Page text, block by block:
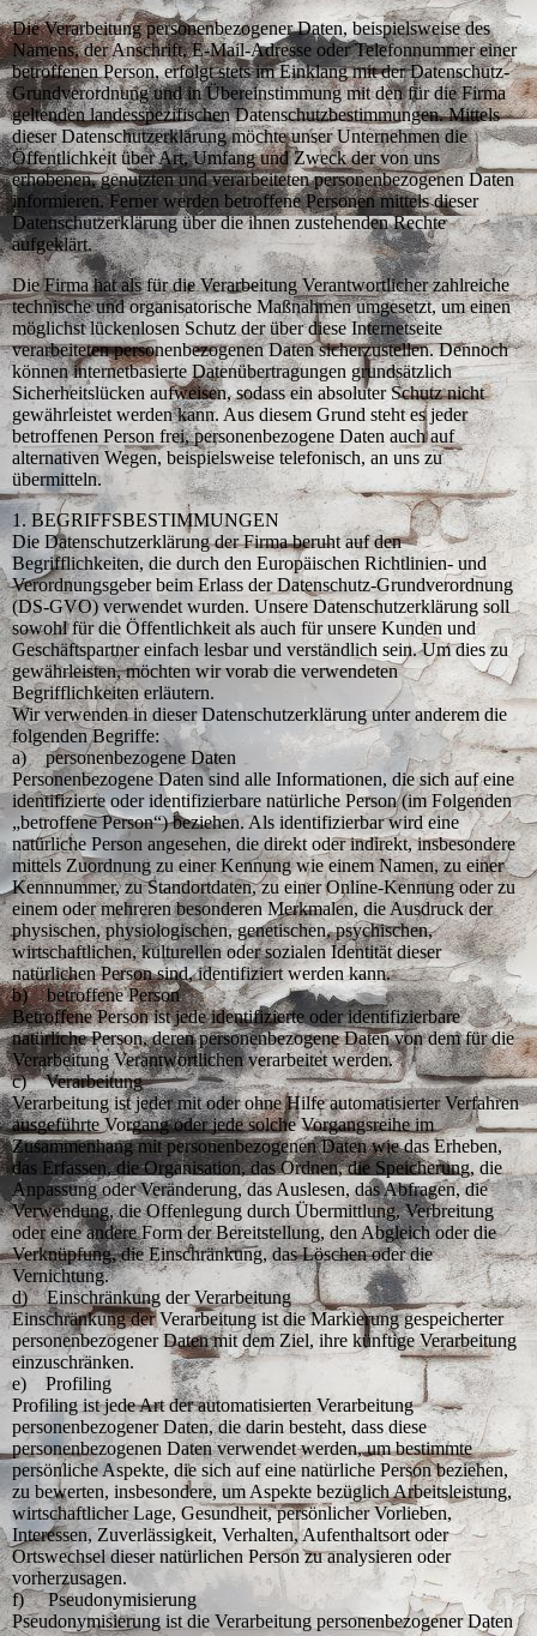
Die Verarbeitung personenbezogener Daten, beispielsweise des
Namens, der Anschrift, E-Mail-Adresse oder Telefonnummer einer
betroffenen Person, erfolgt stets im Einklang mit der Datenschutz-
Grundverordnung und in Übereinstimmung mit den für die Firma
geltenden landesspezifischen Datenschutzbestimmungen. Mittels
dieser Datenschutzerklärung möchte unser Unternehmen die
Öffentlichkeit über Art, Umfang und Zweck der von uns
erhobenen, genutzten und verarbeiteten personenbezogenen Daten
informieren. Ferner werden betroffene Personen mittels dieser
Datenschutzerklärung über die ihnen zustehenden Rechte
aufgeklärt.
Die Firma hat als für die Verarbeitung Verantwortlicher zahlreiche
technische und organisatorische Maßnahmen umgesetzt, um einen
möglichst lückenlosen Schutz der über diese Internetseite
verarbeiteten personenbezogenen Daten sicherzustellen. Dennoch
können internetbasierte Datenübertragungen grundsätzlich
Sicherheitslücken aufweisen, sodass ein absoluter Schutz nicht
gewährleistet werden kann. Aus diesem Grund steht es jeder
betroffenen Person frei, personenbezogene Daten auch auf
alternativen Wegen, beispielsweise telefonisch, an uns zu
übermitteln.
1. BEGRIFFSBESTIMMUNGEN
Die Datenschutzerklärung der Firma beruht auf den
Begrifflichkeiten, die durch den Europäischen Richtlinien- und
Verordnungsgeber beim Erlass der Datenschutz-Grundverordnung
(DS-GVO) verwendet wurden. Unsere Datenschutzerklärung soll
sowohl für die Öffentlichkeit als auch für unsere Kunden und
Geschäftspartner einfach lesbar und verständlich sein. Um dies zu
gewährleisten, möchten wir vorab die verwendeten
Begrifflichkeiten erläutern.
Wir verwenden in dieser Datenschutzerklärung unter anderem die
folgenden Begriffe:
a) personenbezogene Daten
Personenbezogene Daten sind alle Informationen, die sich auf eine
identifizierte oder identifizierbare natürliche Person (im Folgenden
„betroffene Person“) beziehen. Als identifizierbar wird eine
natürliche Person angesehen, die direkt oder indirekt, insbesondere
mittels Zuordnung zu einer Kennung wie einem Namen, zu einer
Kennnummer, zu Standortdaten, zu einer Online-Kennung oder zu
einem oder mehreren besonderen Merkmalen, die Ausdruck der
physischen, physiologischen, genetischen, psychischen,
wirtschaftlichen, kulturellen oder sozialen Identität dieser
natürlichen Person sind, identifiziert werden kann.
b) betroffene Person
Betroffene Person ist jede identifizierte oder identifizierbare
natürliche Person, deren personenbezogene Daten von dem für die
Verarbeitung Verantwortlichen verarbeitet werden.
c) Verarbeitung
Verarbeitung ist jeder mit oder ohne Hilfe automatisierter Verfahren
ausgeführte Vorgang oder jede solche Vorgangsreihe im
Zusammenhang mit personenbezogenen Daten wie das Erheben,
das Erfassen, die Organisation, das Ordnen, die Speicherung, die
Anpassung oder Veränderung, das Auslesen, das Abfragen, die
Verwendung, die Offenlegung durch Übermittlung, Verbreitung
oder eine andere Form der Bereitstellung, den Abgleich oder die
Verknüpfung, die Einschränkung, das Löschen oder die
Vernichtung.
d) Einschränkung der Verarbeitung
Einschränkung der Verarbeitung ist die Markierung gespeicherter
personenbezogener Daten mit dem Ziel, ihre künftige Verarbeitung
einzuschränken.
e) Profiling
Profiling ist jede Art der automatisierten Verarbeitung
personenbezogener Daten, die darin besteht, dass diese
personenbezogenen Daten verwendet werden, um bestimmte
persönliche Aspekte, die sich auf eine natürliche Person beziehen,
zu bewerten, insbesondere, um Aspekte bezüglich Arbeitsleistung,
wirtschaftlicher Lage, Gesundheit, persönlicher Vorlieben,
Interessen, Zuverlässigkeit, Verhalten, Aufenthaltsort oder
Ortswechsel dieser natürlichen Person zu analysieren oder
vorherzusagen.
f) Pseudonymisierung
Pseudonymisierung ist die Verarbeitung personenbezogener Daten